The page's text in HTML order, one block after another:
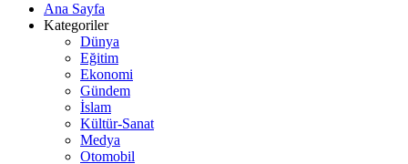
Ana Sayfa
Kategoriler
Dünya
Eğitim
Ekonomi
Gündem
İslam
Kültür-Sanat
Medya
Otomobil